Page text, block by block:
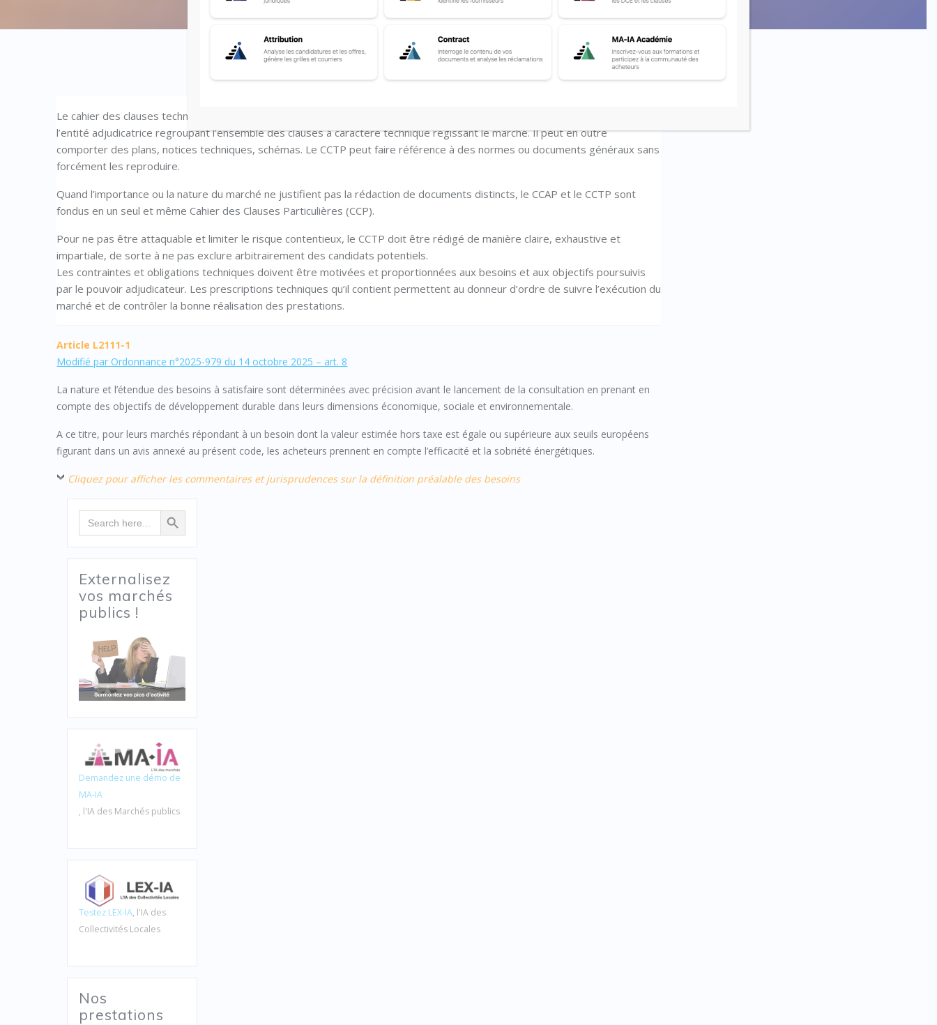
Le cahier des clauses techniques particulières (CCTP) est un document contractuel rédigé par le pouvoir adjudicateur ou
l’entité adjudicatrice regroupant l’ensemble des clauses à caractère technique régissant le marché. Il peut en outre
comporter des plans, notices techniques, schémas. Le CCTP peut faire référence à des normes ou documents généraux sans
forcément les reproduire.
Quand l’importance ou la nature du marché ne justifient pas la rédaction de documents distincts, le CCAP et le CCTP sont
fondus en un seul et même Cahier des Clauses Particulières (CCP).
Pour ne pas être attaquable et limiter le risque contentieux, le CCTP doit être rédigé de manière claire, exhaustive et
impartiale, de sorte à ne pas exclure arbitrairement des candidats potentiels.
Les contraintes et obligations techniques doivent être motivées et proportionnées aux besoins et aux objectifs poursuivis
par le pouvoir adjudicateur. Les prescriptions techniques qu’il contient permettent au donneur d’ordre de suivre l’exécution du
marché et de contrôler la bonne réalisation des prestations.
Article L2111-1
Modifié par Ordonnance n°2025-979 du 14 octobre 2025 – art. 8
La nature et l’étendue des besoins à satisfaire sont déterminées avec précision avant le lancement de la consultation en prenant en
compte des objectifs de développement durable dans leurs dimensions économique, sociale et environnementale.
A ce titre, pour leurs marchés répondant à un besoin dont la valeur estimée hors taxe est égale ou supérieure aux seuils européens
figurant dans un avis annexé au présent code, les acheteurs prennent en compte l’efficacité et la sobriété énergétiques.
Cliquez pour afficher les commentaires et jurisprudences sur la définition préalable des besoins
Search
for:
Search Button
Externalisez
vos marchés
publics !
Demandez une démo de
MA-IA
, l'IA des Marchés publics
Testez LEX-IA, l'IA des
Collectivités Locales
Nos
prestations